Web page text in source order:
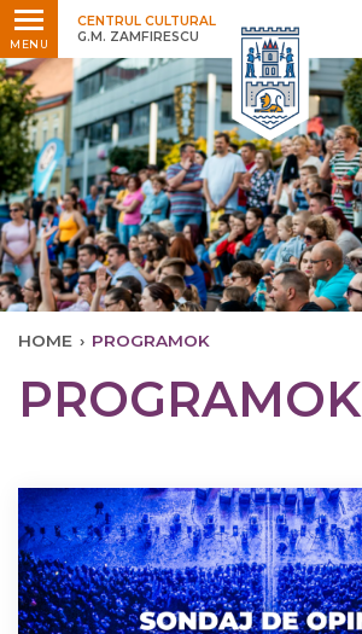
MENU
CENTRUL CULTURAL
G.M. ZAMFIRESCU
Legfrissebb
HOME › PROGRAMOK
Legfrissebb Bármikor
PROGRAMOK